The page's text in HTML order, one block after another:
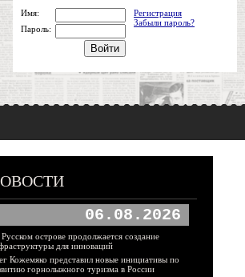
Имя:
Регистрация
Забыли пароль?
Пароль:
06.08.2026
острове продолжается создание
для инноваций
Кожемяко представил новые инициативы по
горнолыжного туризма в России